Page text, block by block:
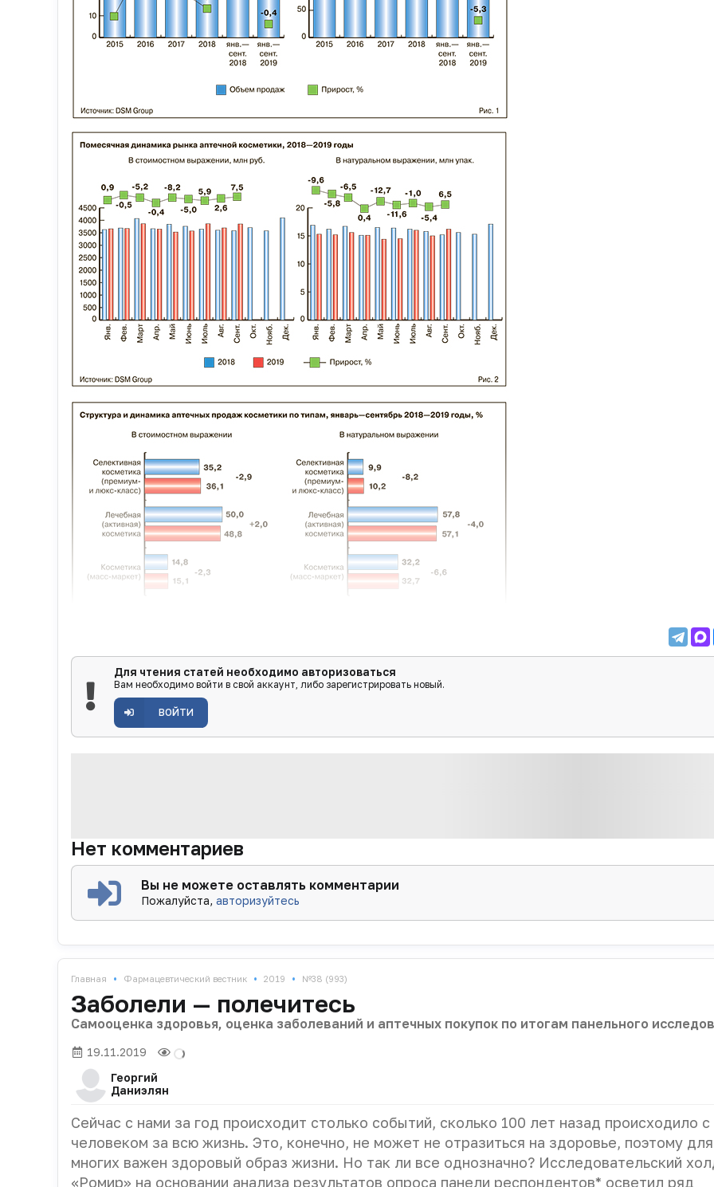
Структура продаж
По типам аптечную косметику можно разделить на три основные группы.
Селективная косметика (премиум- и люкс-класс) — дермокосметика, т.е. средства,
Косметика масс-маркет — доступная по цене косметика; аптеки не являются основным каналом
для данного вида косметических средств (Johnsons, Garnier, Nivea и др.).
Селективная косметика обеспечила падение объема реализации косметических средств на
рынке (рис. 3). Как результат, доля данного сегмента сократилась с 36,1 до 35,2%. В натуральном
самым значительным — 8,2% за год. Такая динамика обусловлена в большей мере марками
Vichy — их падение в стоимостном выражении составило 15,7% и 5,9% соответственно.
Сегмент активной (лечебной) косметики стабилен — его емкость выросла на 1,2% в денежном и на
в натуральном э...
Для чтения статей необходимо авторизоваться
Вам необходимо войти в свой аккаунт, либо зарегистрировать новый.
ВОЙТИ
Нет комментариев
Вы не можете оставлять комментарии
Пожалуйста,авторизуйтесь
Главная • Фармацевтический вестник • 2019 • №38 (993)
Заболели — полечитесь
Самооценка здоровья, оценка заболеваний и аптечных покупок по итогам панельного
19.11.2019
Георгий
Даниэлян
Сейчас с нами за год происходит столько событий, сколько 100 лет назад происходило с
человеком за всю жизнь. Это, конечно, не может не отразиться на здоровье, поэтому для
многих важен здоровый образ жизни. Но так ли все однозначно? Исследовательский
«Ромир» на основании анализа результатов опроса панели респондентов* осветил ряд